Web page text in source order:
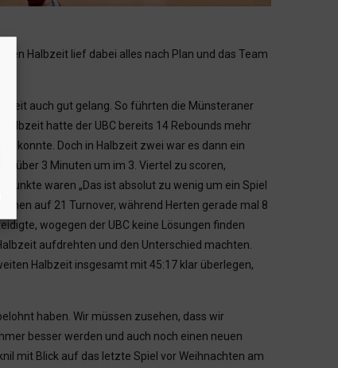
Halbzeit lief dabei alles nach Plan und das Team
auch gut gelang. So führten die Münsteraner
hatte der UBC bereits 14 Rebounds mehr
konnte. Doch in Halbzeit zwei war es dann ein
über 3 Minuten um im 3. Viertel zu scoren,
waren „Das ist absolut zu wenig um ein Spiel
auf 21 Turnover, während Herten gerade mal 8
wogegen der UBC keine Lösungen finden
aufdrehten und den Unterschied machten.
Halbzeit insgesamt mit 45:17 klar überlegen,
haben. Wir müssen zusehen, dass wir
besser werden und auch noch einen neuen
mit Blick auf das letzte Spiel vor Weihnachten am